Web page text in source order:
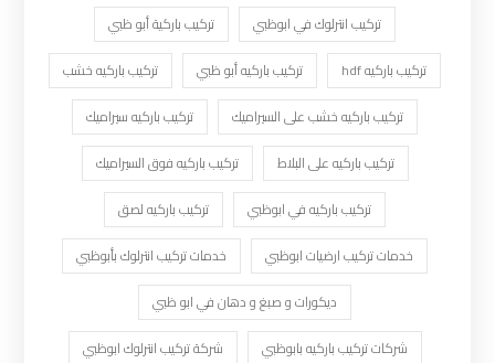
تركيب انترلوك في ابوظبي
تركيب باركية أبو ظبي
تركيب باركيه hdf
تركيب باركيه أبو ظبي
تركيب باركيه خشب
تركيب باركيه خشب على السيراميك
تركيب باركيه سيراميك
تركيب باركيه على البلاط
تركيب باركيه فوق السيراميك
تركيب باركيه في ابوظبي
تركيب باركيه لصق
خدمات تركيب ارضيات ابوظبي
خدمات تركيب انترلوك بأبوظبي
ديكورات و صبغ و دهان في ابو ظبي
شركات تركيب باركيه بابوظبي
شركة تركيب انترلوك ابوظبي